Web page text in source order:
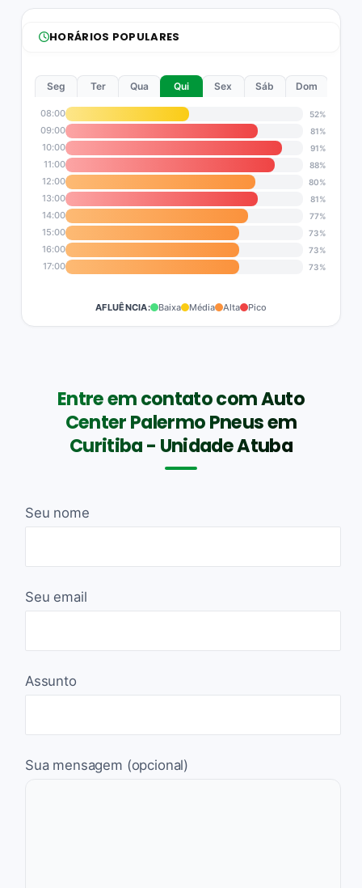
HORÁRIOS POPULARES
Seg Ter Qua Qui Sex Sáb Dom
08:00 52%
09:00 81%
10:00 91%
11:00 88%
12:00 80%
13:00 81%
14:00 77%
15:00 73%
16:00 73%
17:00 73%
AFLUÊNCIA: Baixa Média Alta Pico
Entre em contato com Auto
Center Palermo Pneus em
Curitiba - Unidade Atuba
Seu nome
Seu email
Assunto
Sua mensagem (opcional)